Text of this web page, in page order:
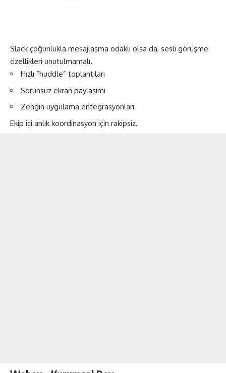
Slack çoğunlukla mesajlaşma odaklı olsa da, sesli görüşme
özellikleri unutulmamalı.
Hızlı “huddle” toplantıları
Sorunsuz ekran paylaşımı
Zengin uygulama entegrasyonları
Ekip içi anlık koordinasyon için rakipsiz.